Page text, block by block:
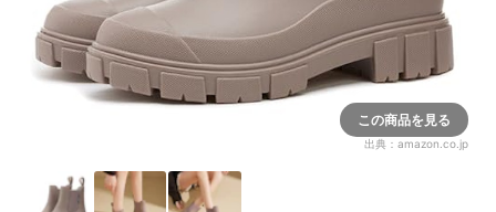
この商品を見る
出典： amazon.co.jp